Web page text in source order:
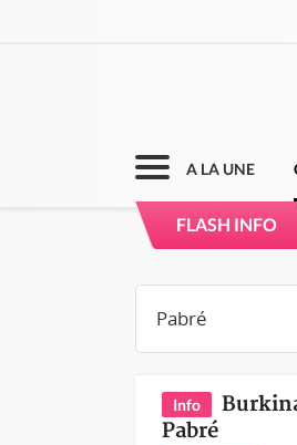
A LA UNE
FLASH INFO
Info
Pabré